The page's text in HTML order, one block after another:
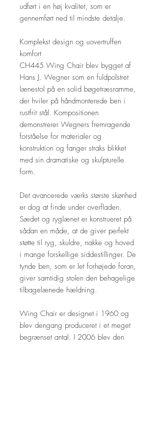
udført i en høj kvalitet, som er
gennemført ned til mindste detalje.
Komplekst design og uovertruffen
komfort
CH445 Wing Chair blev bygget af
Hans J. Wegner som en fuldpolstret
lænestol på en solid bøgetræsramme,
der hviler på håndmonterede ben i
rustfrit stål. Kompositionen
demonstrerer Wegners fremragende
forståelse for materialer og
konstruktion og fanger straks blikket
med sin dramatiske og skulpturelle
form.
Det avancerede værks største skønhed
er dog at finde under overfladen.
Sædet og ryglænet er konstrueret på
sådan en måde, at de giver perfekt
støtte til ryg, skuldre, nakke og hoved
i mange forskellige siddestillinger. De
tynde ben, som er let forhøjede foran,
giver samtidig stolen den behagelige
tilbagelænede hældning.
Wing Chair er designet i 1960 og
blev dengang produceret i et meget
begrænset antal. I 2006 blev den